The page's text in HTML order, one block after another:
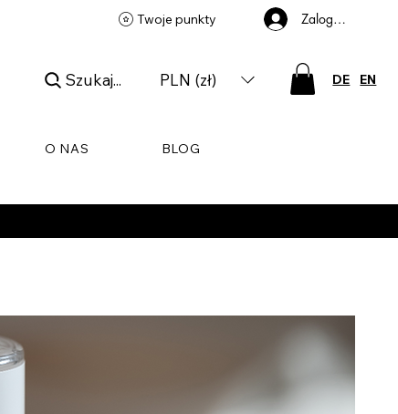
Twoje punkty Zaloguj się
Szukaj... PLN (zł) DE EN
O NAS BLOG